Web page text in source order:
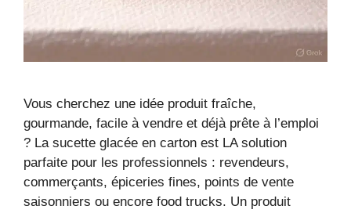
Vous cherchez une idée produit fraîche,
gourmande, facile à vendre et déjà prête à l’emploi
? La sucette glacée en carton est LA solution
parfaite pour les professionnels : revendeurs,
commerçants, épiceries fines, points de vente
saisonniers ou encore food trucks. Un produit